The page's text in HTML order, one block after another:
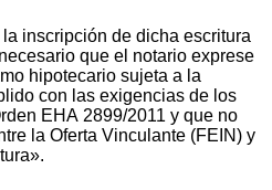
inscripción de dicha escritura
que el notario exprese
hipotecario sujeta a la
con las exigencias de los
EHA 2899/2011 y que no
la Oferta Vinculante (FEIN) y